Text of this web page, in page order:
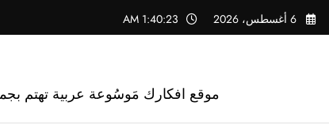
التجاوز
إلى
6 أغسطس، 2026 1:40:24 AM
موقع افكارك مَوسُوعة عربية تهتم